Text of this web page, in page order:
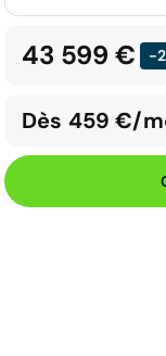
43 599 € -
Dès 459 €/